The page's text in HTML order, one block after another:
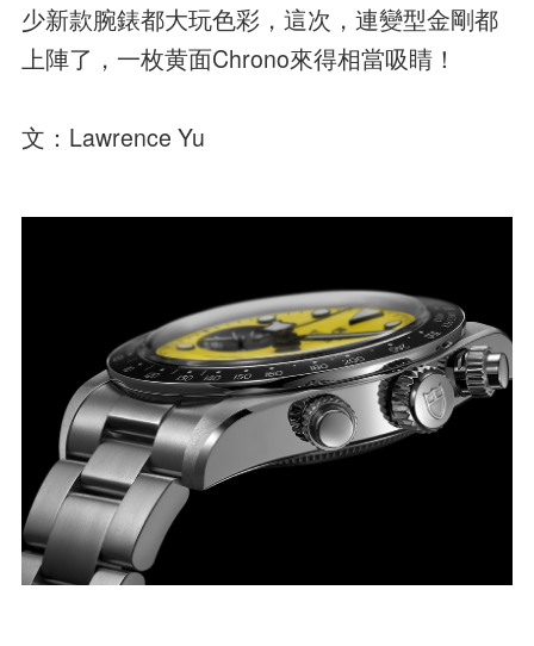
少新款腕錶都大玩色彩，這次，連變型金剛都
上陣了，一枚黄面Chrono來得相當吸睛！
文：Lawrence Yu